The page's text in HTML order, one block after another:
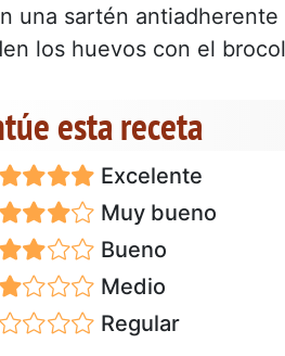
una sartén
los huevos con el
esta receta
Excelente
Muy bueno
Bueno
Medio
Regular